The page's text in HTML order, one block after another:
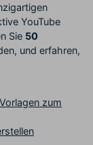
YouTube
Sie 50
und erfahren,
zum